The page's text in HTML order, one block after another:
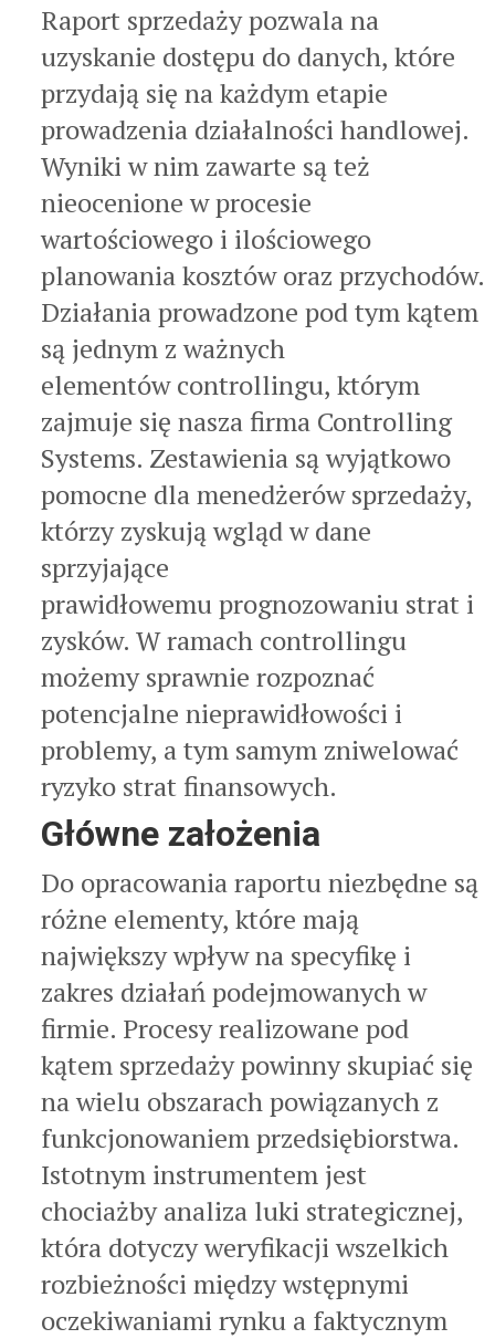
Raport sprzedaży pozwala na
uzyskanie dostępu do danych, które
przydają się na każdym etapie
prowadzenia działalności handlowej.
Wyniki w nim zawarte są też
nieocenione w procesie
wartościowego i ilościowego
planowania kosztów oraz przychodów.
Działania prowadzone pod tym kątem
są jednym z ważnych
elementów controllingu, którym
zajmuje się nasza firma Controlling
Systems. Zestawienia są wyjątkowo
pomocne dla menedżerów sprzedaży,
którzy zyskują wgląd w dane
sprzyjające
prawidłowemu prognozowaniu strat i
zysków. W ramach controllingu
możemy sprawnie rozpoznać
potencjalne nieprawidłowości i
problemy, a tym samym zniwelować
ryzyko strat finansowych.
Główne założenia
Do opracowania raportu niezbędne są
różne elementy, które mają
największy wpływ na specyfikę i
zakres działań podejmowanych w
firmie. Procesy realizowane pod
kątem sprzedaży powinny skupiać się
na wielu obszarach powiązanych z
funkcjonowaniem przedsiębiorstwa.
Istotnym instrumentem jest
chociażby analiza luki strategicznej,
która dotyczy weryfikacji wszelkich
rozbieżności między wstępnymi
oczekiwaniami rynku a faktycznym